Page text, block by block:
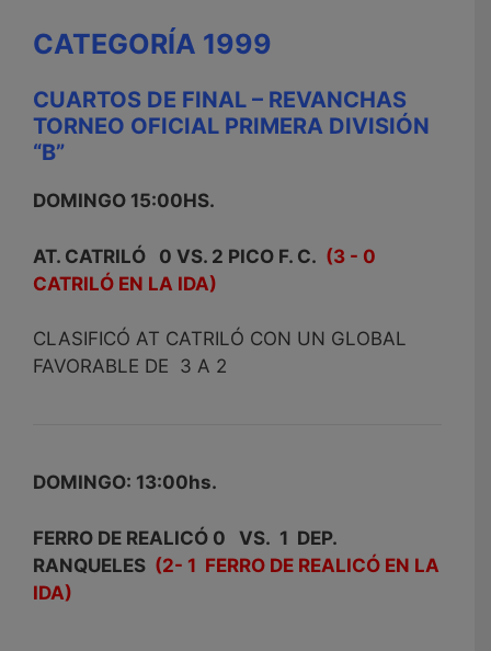
CATEGORÍA 1999
CUARTOS DE FINAL – REVANCHAS
TORNEO OFICIAL PRIMERA DIVISIÓN
“B”
DOMINGO 15:00HS.
AT. CATRILÓ 0 VS. 2 PICO F. C. (3 - 0
CATRILÓ EN LA IDA)
CLASIFICÓ AT CATRILÓ CON UN GLOBAL
FAVORABLE DE 3 A 2
DOMINGO: 13:00hs.
FERRO DE REALICÓ 0 VS. 1 DEP.
RANQUELES (2- 1 FERRO DE REALICÓ EN LA
IDA)